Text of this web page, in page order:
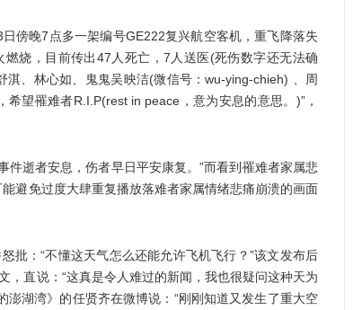
晚7点多一架编号GE222复兴航空客机，重飞降落失
烧，目前传出47人死亡，7人送医(死伤数字还无法确
、林心如、鬼鬼吴映洁(微信号：wu-ying-chieh) 、周
望罹难者R.I.P(rest in peace，意为安息的意思。)”，
逝者安息，伤者早日平安康复。”而看到罹难者家属悲
避免过度大肆重复播放落难者家属情绪悲痛崩溃的画面
：“不懂这天气怎么还能允许飞机飞行？”该文发布后
，直说：“这真是令人难过的新闻，我也很疑问这种天为
澎湖湾》的任贤齐在微博说：“刚刚知道又发生了重大空